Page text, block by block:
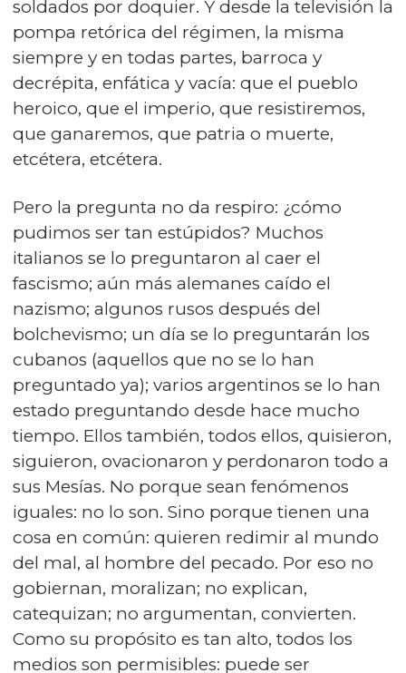
soldados por doquier. Y desde la televisión la
pompa retórica del régimen, la misma
siempre y en todas partes, barroca y
decrépita, enfática y vacía: que el pueblo
heroico, que el imperio, que resistiremos,
que ganaremos, que patria o muerte,
etcétera, etcétera.
Pero la pregunta no da respiro: ¿cómo
pudimos ser tan estúpidos? Muchos
italianos se lo preguntaron al caer el
fascismo; aún más alemanes caído el
nazismo; algunos rusos después del
bolchevismo; un día se lo preguntarán los
cubanos (aquellos que no se lo han
preguntado ya); varios argentinos se lo han
estado preguntando desde hace mucho
tiempo. Ellos también, todos ellos, quisieron,
siguieron, ovacionaron y perdonaron todo a
sus Mesías. No porque sean fenómenos
iguales: no lo son. Sino porque tienen una
cosa en común: quieren redimir al mundo
del mal, al hombre del pecado. Por eso no
gobiernan, moralizan; no explican,
catequizan; no argumentan, convierten.
Como su propósito es tan alto, todos los
medios son permisibles: puede ser